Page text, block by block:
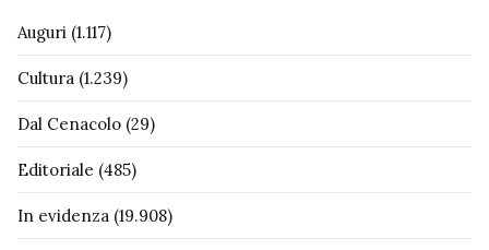
Auguri (1.117)
Cultura (1.239)
Dal Cenacolo (29)
Editoriale (485)
In evidenza (19.908)